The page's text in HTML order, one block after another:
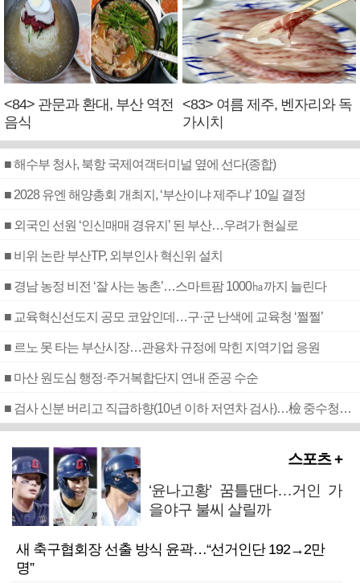
<84> 관문과 환대, 부산 역전
음식
<83> 여름 제주, 벤자리와 독
가시치
■ 해수부 청사, 북항 국제여객터미널 옆에 선다(종합)
■ 2028 유엔 해양총회 개최지, ‘부산이냐 제주냐’ 10일 결정
■ 외국인 선원 ‘인신매매 경유지’ 된 부산…우려가 현실로
■ 비위 논란 부산TP, 외부인사 혁신위 설치
■ 경남 농정 비전 ‘잘 사는 농촌’…스마트팜 1000㏊까지 늘린다
■ 교육혁신선도지 공모 코앞인데…구·군 난색에 교육청 ‘쩔쩔’
■ 르노 못 타는 부산시장…관용차 규정에 막힌 지역기업 응원
■ 마산 원도심 행정·주거복합단지 연내 준공 수순
■ 검사 신분 버리고 직급하향(10년 이하 저연차 검사)…檢 중수청행 기피
스포츠 +
‘윤나고황’ 꿈틀댄다…거인 가
을야구 불씨 살릴까
새 축구협회장 선출 방식 윤곽…“선거인단 192→2만
명”